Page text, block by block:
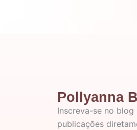
Pollyanna
Inscreva-se no blog
publicações